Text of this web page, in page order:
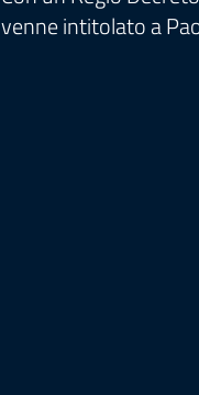
venne intitolato a